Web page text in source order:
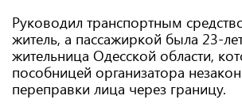
Руководил транспортным
житель, а пассажиркой была 23-
жительница Одесской области,
пособницей организатора
переправки лица через границу.